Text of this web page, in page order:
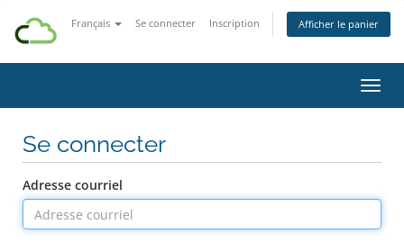
Français Se connecter Inscription Afficher le panier
Se connecter
Adresse courriel